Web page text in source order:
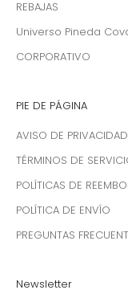
REBAJAS
Universo Pineda
CORPORATIVO
PIE DE PÁGINA
AVISO DE PRIVACIDAD
TÉRMINOS DE
POLÍTICAS DE
POLÍTICA DE ENVÍO
PREGUNTAS
Newsletter